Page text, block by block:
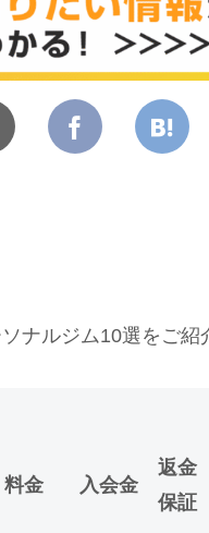
料金 入会金
返金
保証